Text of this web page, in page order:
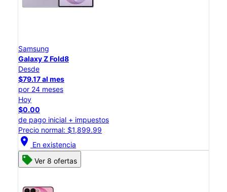
Samsung
Galaxy Z Fold8
Desde
$79.17 al mes
por 24 meses
Hoy
$0.00
de pago inicial + impuestos
Precio normal: $1,899.99
location_on En existencia
Ver 8 ofertas